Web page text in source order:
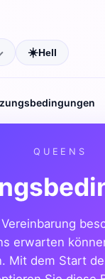
☀️Hell
QUEENS
erwarten
Mit dem Start